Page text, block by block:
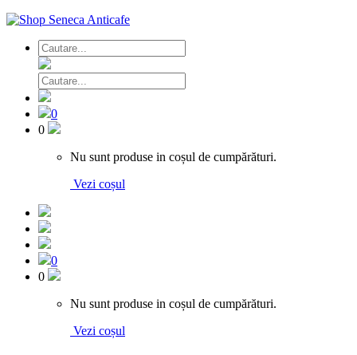
0
0
Nu sunt produse in coșul de cumpărături.
Vezi coșul
0
0
Nu sunt produse in coșul de cumpărături.
Vezi coșul